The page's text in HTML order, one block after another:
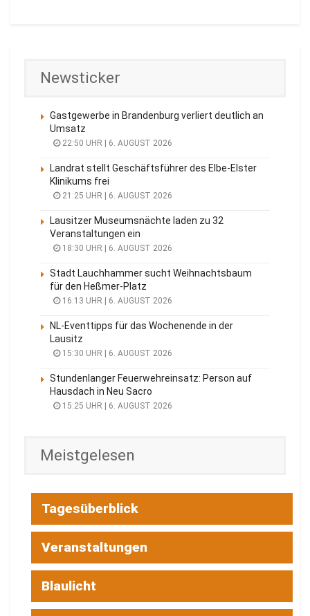
Newsticker
Gastgewerbe in Brandenburg verliert deutlich an
Umsatz
22:50 UHR | 6. AUGUST 2026
Landrat stellt Geschäftsführer des Elbe-Elster
Klinikums frei
21:25 UHR | 6. AUGUST 2026
Lausitzer Museumsnächte laden zu 32
Veranstaltungen ein
18:30 UHR | 6. AUGUST 2026
Stadt Lauchhammer sucht Weihnachtsbaum
für den Heßmer-Platz
16:13 UHR | 6. AUGUST 2026
NL-Eventtipps für das Wochenende in der
Lausitz
15:30 UHR | 6. AUGUST 2026
Stundenlanger Feuerwehreinsatz: Person auf
Hausdach in Neu Sacro
15:25 UHR | 6. AUGUST 2026
Meistgelesen
Tagesüberblick
Veranstaltungen
Blaulicht